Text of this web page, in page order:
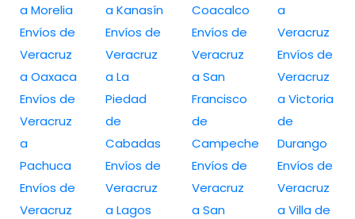
a Morelia
Envíos de
Veracruz
a Oaxaca
Envíos de
Veracruz
a
Pachuca
Envíos de
Veracruz
a Kanasín
Envíos de
Veracruz
a La
Piedad
de
Cabadas
Envíos de
Veracruz
a Lagos
Coacalco
Envíos de
Veracruz
a San
Francisco
de
Campeche
Envíos de
Veracruz
a San
a
Veracruz
Envíos de
Veracruz
a Victoria
de
Durango
Envíos de
Veracruz
a Villa de